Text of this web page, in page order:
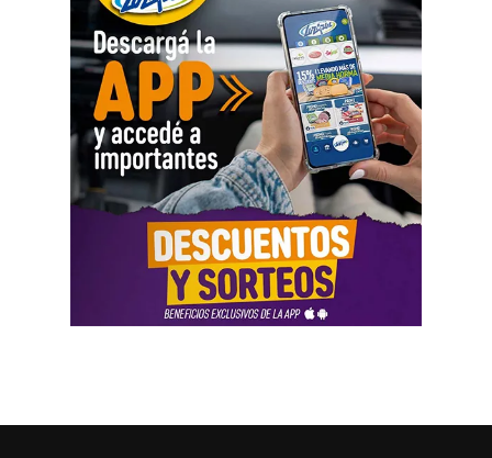
Como parte de la agenda oficial, la comitiva provincial
mantiene reuniones con organismos internacionales y
agencias de Estados Unidos para fortalecer vínculos que
permitan impulsar inversiones y acceder a nuevas
herramientas de financiamiento para el crecimiento de
Río Negro.
La agenda de trabajo comenzó con un encuentro en la
Embajada Argentina en Estados Unidos, donde la
comitiva se reunió con el equipo de consejeros que
acompaña la organización de las reuniones previstas con
organismos internacionales y entidades financieras. El